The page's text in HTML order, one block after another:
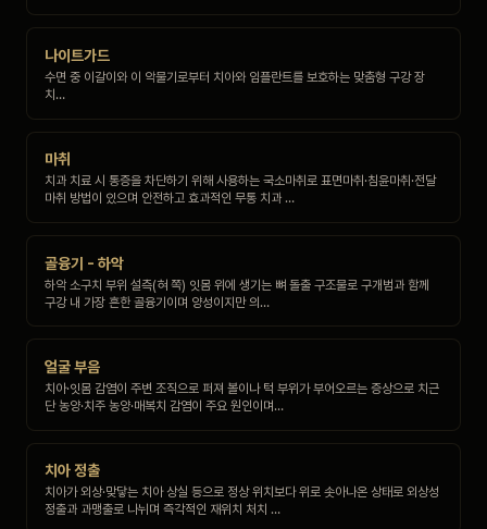
나이트가드
수면 중 이갈이와 이 악물기로부터 치아와 임플란트를 보호하는 맞춤형 구강 장
치…
마취
치과 치료 시 통증을 차단하기 위해 사용하는 국소마취로 표면마취·침윤마취·전달
마취 방법이 있으며 안전하고 효과적인 무통 치과 …
골융기 - 하악
하악 소구치 부위 설측(혀 쪽) 잇몸 위에 생기는 뼈 돌출 구조물로 구개범과 함께
구강 내 가장 흔한 골융기이며 양성이지만 의…
얼굴 부음
치아·잇몸 감염이 주변 조직으로 퍼져 볼이나 턱 부위가 부어오르는 증상으로 치근
단 농양·치주 농양·매복치 감염이 주요 원인이며…
치아 정출
치아가 외상·맞닿는 치아 상실 등으로 정상 위치보다 위로 솟아나온 상태로 외상성
정출과 과맹출로 나뉘며 즉각적인 재위치 처치 …